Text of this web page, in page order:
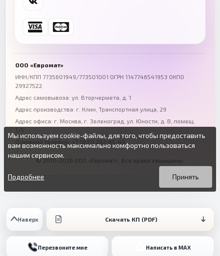
Наверх Скачать КП (PDF)
Перезвоните мне Написать в MAX
Ростов-на-Дону
+7 (863) 333-50-75
Волгоград
+7 (844) 261-36-12
Омск
ООО «Евромат»
ИНН/КПП 7735601949/773501001 ОГРН 1147746541953 ОКПО
29927522
Адрес самовывоза: ул. Вторчермета, д. 1
Адрес производства: г. Клин, Транспортная улица, 29
Адрес офиса: г. Москва, г. Зеленоград ул. Юности, д. 8, помещ.
1/5
Основной телефон:
+7 (831) 262-65-43
© 2010-2026 ООО «Евромат». Все права защищены.
Мы используем cookie-файлы, для того, чтобы предоставить
вам возможность максимально комфортно пользоваться
нашим сервисом.
Вы можете подробнее прочитать о cookie-файлах в открытых
источниках или изменить настройки своего браузера.
Продолжая пользоваться данным сайтом без изменения
настроек вы даете согласие на использование ваших cookie-
Принять
Подробнее